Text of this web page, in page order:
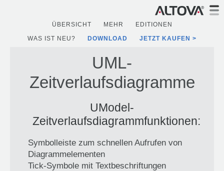
ÜBERSICHT MEHR
EDITIONEN
WAS IST NEU?
DOWNLOAD JETZT KAUFEN
UML-
Zeitverlaufsdiagramme
UModel-
Zeitverlaufsdiagrammfunktionen:
Symbolleiste zum schnellen Aufrufen von
Diagrammelementen
Tick-Symbole mit Textbeschriftungen